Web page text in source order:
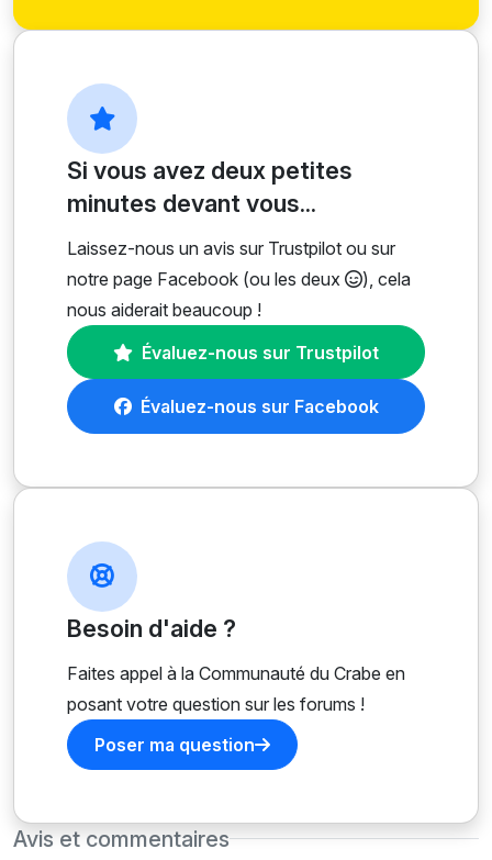
Si vous avez deux petites
minutes devant vous...
Laissez-nous un avis sur Trustpilot ou sur
notre page Facebook (ou les deux
), cela
nous aiderait beaucoup !
Évaluez-nous sur Trustpilot
Évaluez-nous sur Facebook
Besoin d'aide ?
Faites appel à la Communauté du Crabe en
posant votre question sur les forums !
Poser ma question
Avis et commentaires